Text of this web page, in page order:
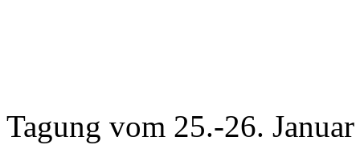
Tagung vom 25.-26.